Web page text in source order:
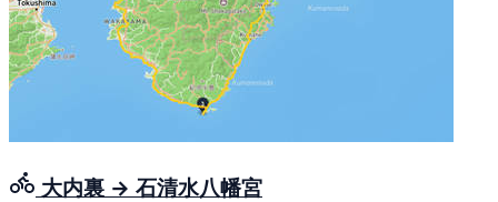
大内裏 → 石清水八幡宮